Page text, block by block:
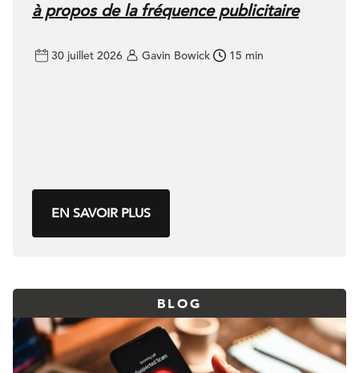
à propos de la fréquence publicitaire
30 juillet 2026 Gavin Bowick 15 min
EN SAVOIR PLUS
BLOG